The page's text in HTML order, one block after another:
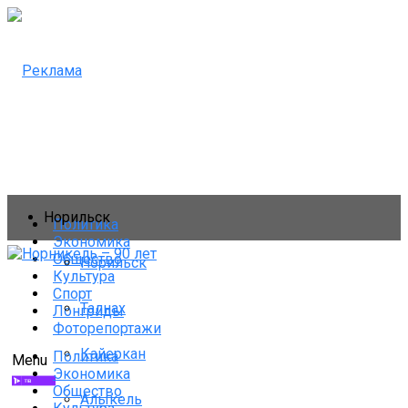
Политика
Экономика
Общество
Культура
Спорт
Лонгриды
Фоторепортажи
Menu
Норильск
Норильск
Талнах
Кайеркан
Алыкель
Политика
Экономика
Общество